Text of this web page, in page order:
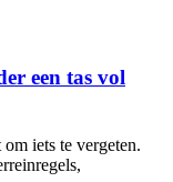
een tas vol
iets te vergeten.